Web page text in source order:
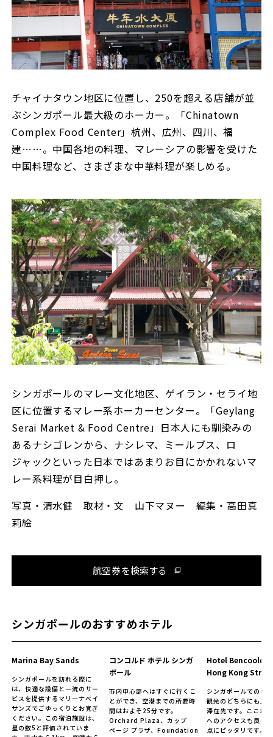
チャイナタウン地区に位置し、250を超える店舗が並
ぶシンガポール最大級のホーカー。「Chinatown
Complex Food Center」杭州、広州、四川、福
建……。中国各地の料理、マレーシアの影響を受けた
中国料理など、さまざまな中華料理が楽しめる。
シンガポールのマレー文化地区、ゲイラン・セライ地
区に位置するマレー系ホーカーセンター。「Geylang
Serai Market & Food Centre」日本人にも馴染みの
あるナシゴレンから、ナシレマ、ミールブス、ロ
ジャックといった日本ではあまりお目にかかれないマ
レー系料理が目白押し。
写真・清水健 取材・文 山下マヌー 編集・高田真
莉絵
航空券を検索する
シンガポールのおすすめホテル
Marina Bay Sands
シンガポールを訪れる際に
は、快適な設備と一流のサー
ビスを提供するマリーナベイ
サンズでごゆっくりとお寛ぎ
ください。この宿泊施設は、
星の数5と評価されていま
コンコルド ホテル シンガ
ポール
市内中心部へはすぐに行くこ
とができ、空港までの所要時
間はおよそ25分です。
Orchard Plaza、カップ
ページ プラザ、Foundation
Hotel Bencoolen
Hong Kong
シンガポールでのビ
観光のどちらにも人
滞在先です。ここか
へのアクセスも良く
点にピッタリです。